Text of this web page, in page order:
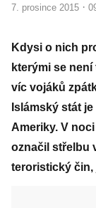
7. prosince 2015 ·
Kdysi o nich
kterými se
víc vojáků
Islámský stát
Ameriky. V
označil střelbu
teroristický čin,